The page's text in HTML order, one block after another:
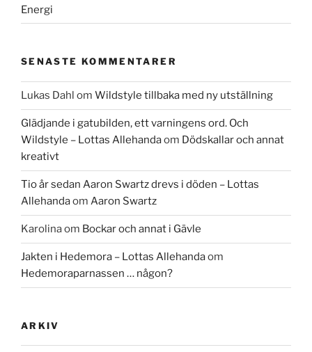
Energi
SENASTE KOMMENTARER
Lukas Dahl om Wildstyle tillbaka med ny utställning
Glädjande i gatubilden, ett varningens ord. Och
Wildstyle – Lottas Allehandaom Dödskallar och annat
kreativt
Tio år sedan Aaron Swartz drevs i döden – Lottas
Allehandaom Aaron Swartz
Karolinaom Bockar och annat i Gävle
Jakten i Hedemora – Lottas Allehandaom
Hedemoraparnassen … någon?
ARKIV